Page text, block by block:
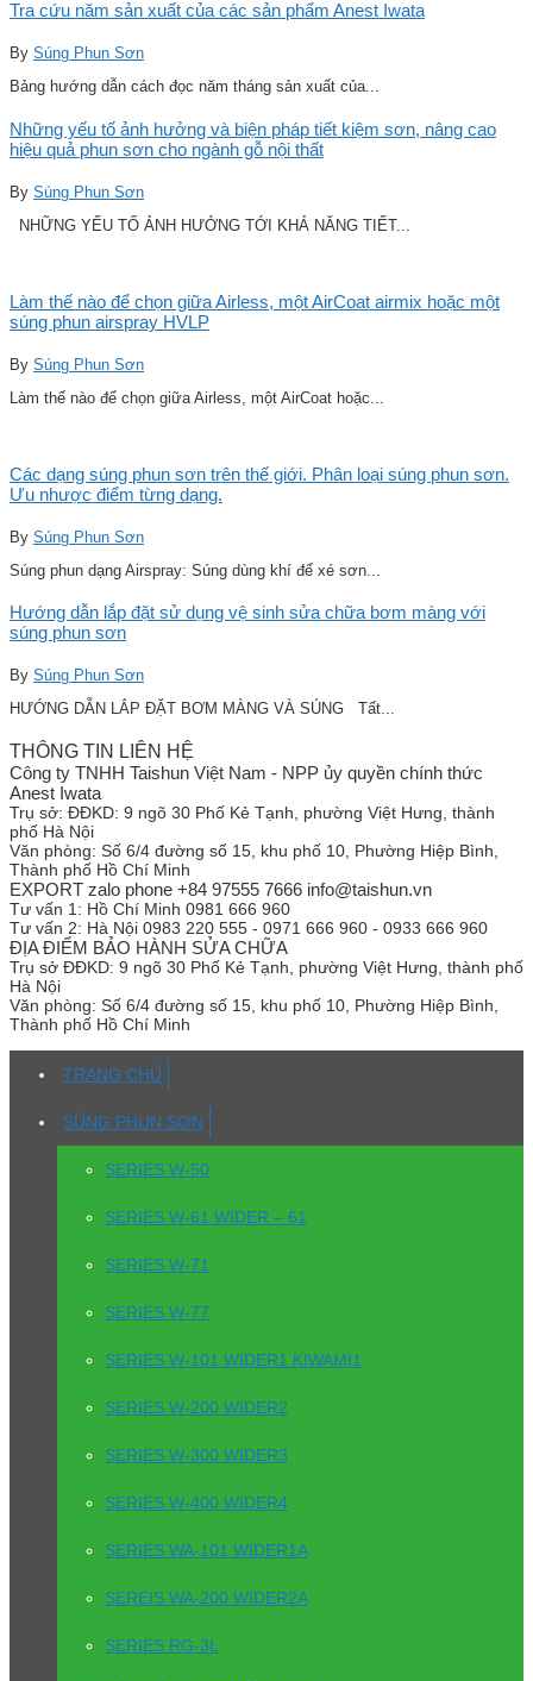
Tra cứu năm sản xuất của các sản phẩm Anest Iwata
By Súng Phun Sơn
Bảng hướng dẫn cách đọc năm tháng sản xuất của...
Những yếu tố ảnh hưởng và biện pháp tiết kiệm sơn, nâng cao
hiệu quả phun sơn cho ngành gỗ nội thất
By Súng Phun Sơn
NHỮNG YẾU TỐ ẢNH HƯỞNG TỚI KHẢ NĂNG TIẾT...
Làm thế nào để chọn giữa Airless, một AirCoat airmix hoặc một
súng phun airspray HVLP
By Súng Phun Sơn
Làm thế nào để chọn giữa Airless, một AirCoat hoặc...
Các dạng súng phun sơn trên thế giới. Phân loại súng phun sơn.
Ưu nhược điểm từng dạng.
By Súng Phun Sơn
Súng phun dạng Airspray: Súng dùng khí để xé sơn...
Hướng dẫn lắp đặt sử dụng vệ sinh sửa chữa bơm màng với
súng phun sơn
By Súng Phun Sơn
HƯỚNG DẪN LẮP ĐẶT BƠM MÀNG VÀ SÚNG Tất...
THÔNG TIN LIÊN HỆ
Công ty TNHH Taishun Việt Nam - NPP ủy quyền chính thức
Anest Iwata
Trụ sở: ĐĐKD: 9 ngõ 30 Phố Kẻ Tạnh, phường Việt Hưng, thành
phố Hà Nội
Văn phòng: Số 6/4 đường số 15, khu phố 10, Phường Hiệp Bình,
Thành phố Hồ Chí Minh
EXPORT zalo phone +84 97555 7666 info@taishun.vn
Tư vấn 1: Hồ Chí Minh 0981 666 960
Tư vấn 2: Hà Nội 0983 220 555 - 0971 666 960 - 0933 666 960
ĐỊA ĐIỂM BẢO HÀNH SỬA CHỮA
Trụ sở ĐĐKD: 9 ngõ 30 Phố Kẻ Tạnh, phường Việt Hưng, thành phố
Hà Nội
Văn phòng: Số 6/4 đường số 15, khu phố 10, Phường Hiệp Bình,
Thành phố Hồ Chí Minh
TRANG CHỦ
SÚNG PHUN SƠN
SERIES W-50
SERIES W-61 WIDER – 61
SERIES W-71
SERIES W-77
SERIES W-101 WIDER1 KIWAMI1
SERIES W-200 WIDER2
SERIES W-300 WIDER3
SERIES W-400 WIDER4
SERIES WA-101 WIDER1A
SEREIS WA-200 WIDER2A
SERIES RG-3L